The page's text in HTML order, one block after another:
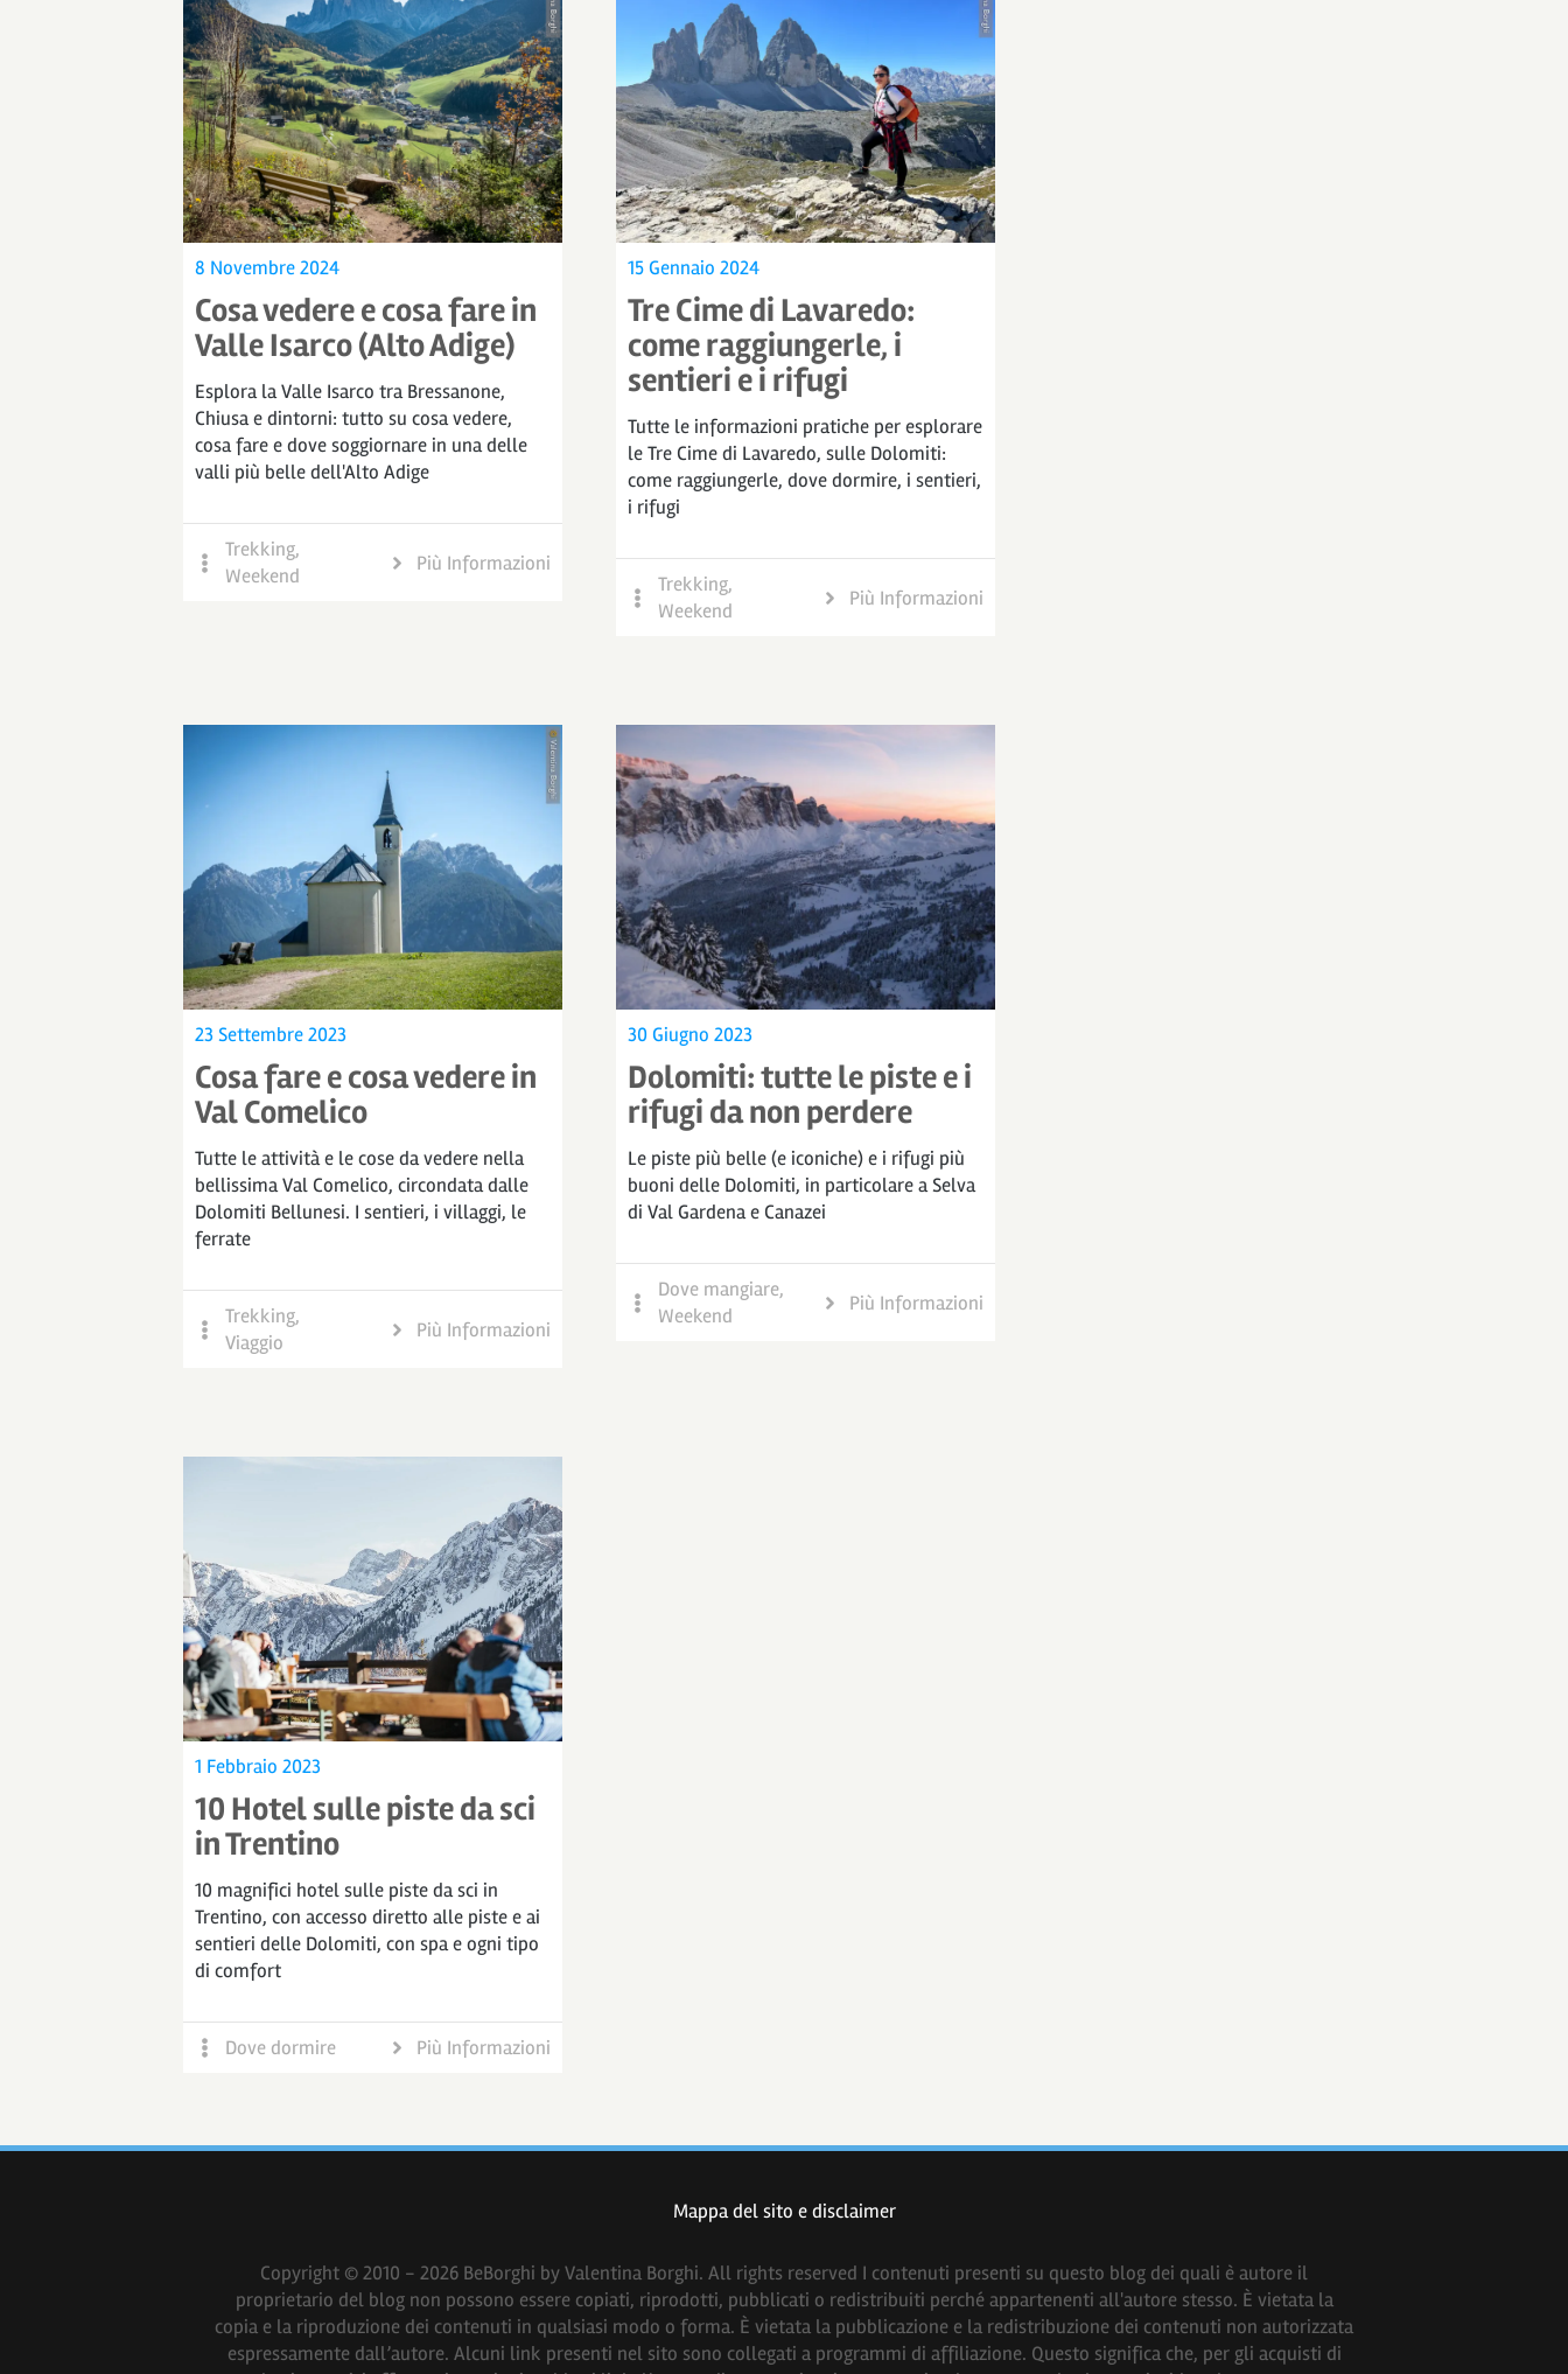
8 Novembre 2024
Cosa vedere e cosa fare in
Valle Isarco (Alto Adige)
Esplora la Valle Isarco tra Bressanone,
Chiusa e dintorni: tutto su cosa vedere,
cosa fare e dove soggiornare in una delle
valli più belle dell'Alto Adige
Trekking,
Weekend
Più Informazioni
15 Gennaio 2024
Tre Cime di Lavaredo:
come raggiungerle, i
sentieri e i rifugi
Tutte le informazioni pratiche per esplorare
le Tre Cime di Lavaredo, sulle Dolomiti:
come raggiungerle, dove dormire, i sentieri,
i rifugi
Trekking,
Weekend
Più Informazioni
23 Settembre 2023
Cosa fare e cosa vedere in
Val Comelico
Tutte le attività e le cose da vedere nella
bellissima Val Comelico, circondata dalle
Dolomiti Bellunesi. I sentieri, i villaggi, le
ferrate
Trekking,
Viaggio
Più Informazioni
30 Giugno 2023
Dolomiti: tutte le piste e i
rifugi da non perdere
Le piste più belle (e iconiche) e i rifugi più
buoni delle Dolomiti, in particolare a Selva
di Val Gardena e Canazei
Dove mangiare,
Weekend
Più Informazioni
1 Febbraio 2023
10 Hotel sulle piste da sci
in Trentino
10 magnifici hotel sulle piste da sci in
Trentino, con accesso diretto alle piste e ai
sentieri delle Dolomiti, con spa e ogni tipo
di comfort
Dove dormire Più Informazioni
Mappa del sito e disclaimer
Copyright © 2010 - 2026 BeBorghi by Valentina Borghi. All rights reserved I contenuti presenti su questo blog dei quali è autore il
proprietario del blog non possono essere copiati, riprodotti, pubblicati o redistribuiti perché appartenenti all'autore stesso. È vietata la
copia e la riproduzione dei contenuti in qualsiasi modo o forma. È vietata la pubblicazione e la redistribuzione dei contenuti non autorizzata
espressamente dall’autore. Alcuni link presenti nel sito sono collegati a programmi di affiliazione. Questo significa che, per gli acquisti di